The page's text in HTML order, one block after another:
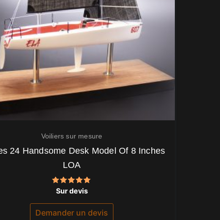
Voiliers sur mesure
24 Handsome Desk Model Of 8 Inches
LOA
Note
5.00
sur 5
Sur devis
Demander un devis